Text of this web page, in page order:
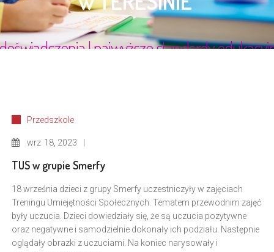
Przedszkole
wrz 18, 2023
TUS w grupie Smerfy
18 września dzieci z grupy Smerfy uczestniczyły w zajęciach
Treningu Umiejętności Społecznych. Tematem przewodnim zajęć
były uczucia. Dzieci dowiedziały się, że są uczucia pozytywne
oraz negatywne i samodzielnie dokonały ich podziału. Następnie
oglądały obrazki z uczuciami. Na koniec narysowały i